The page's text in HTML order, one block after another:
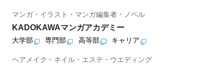
マンガ・イラスト・マンガ編集者・ノベル
KADOKAWAマンガアカデミー
大学部 専門部 高等部 キャリア
ヘアメイク・ネイル・エステ・ウエディング